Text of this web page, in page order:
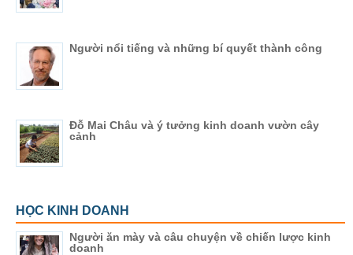
Người nổi tiếng và những bí quyết thành công
Đỗ Mai Châu và ý tưởng kinh doanh vườn cây
cảnh
HỌC KINH DOANH
Người ăn mày và câu chuyện về chiến lược kinh
doanh